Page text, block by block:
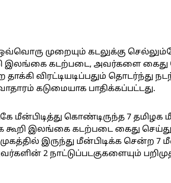
முறையும் கடலுக்கு
இலங்கை கடற்படை, அவர்களை கைது
விரட்டியடிப்பதும் தொடர்ந்து
கடுமையாக பாதிக்கப்பட்டது.
மீன்பிடித்து கொண்டிருந்த 7
கூறி இலங்கை கடற்படை கைது
இருந்து மீன்பிடிக்க சென்ற
2 நாட்டுப்படகுகளையும்